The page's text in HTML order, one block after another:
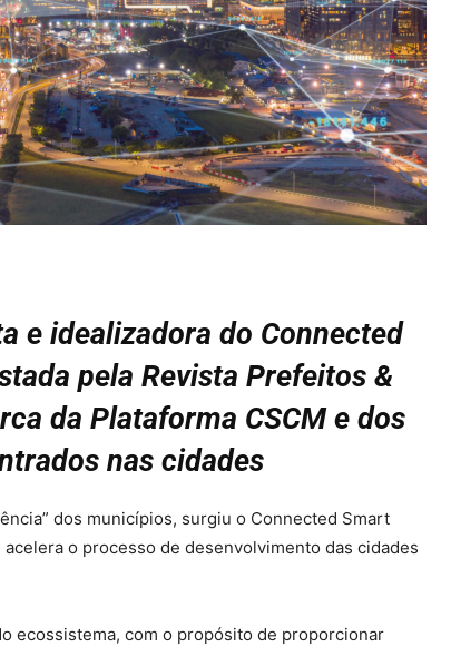
e idealizadora do Connected
pela Revista Prefeitos &
da Plataforma CSCM e dos
nas cidades
dos municípios, surgiu o Connected Smart
o processo de desenvolvimento das cidades
ecossistema, com o propósito de proporcionar